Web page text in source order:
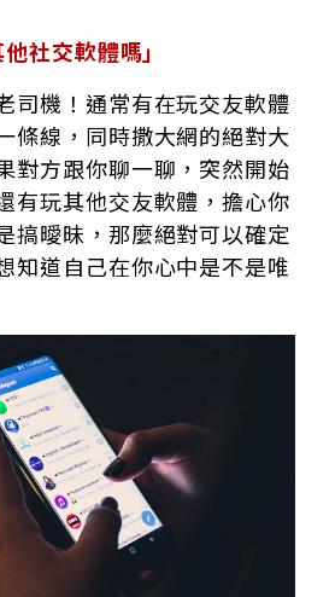
社交軟體嗎」
司機！通常有在玩交友軟體
條線，同時撒大網的絕對大
對方跟你聊一聊，突然開始
有玩其他交友軟體，擔心你
搞曖昧，那麼絕對可以確定
知道自己在你心中是不是唯